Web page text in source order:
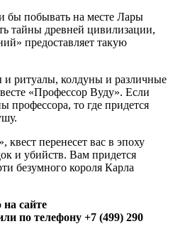
бы побывать на месте Лары
тайны древней цивилизации,
предоставляет такую
ритуалы, колдуны и различные
«Профессор Вуду». Если
профессора, то где придется
квест перенесет вас в эпоху
и убийств. Вам придется
безумного короля Карла
сайте
по телефону +7 (499) 290